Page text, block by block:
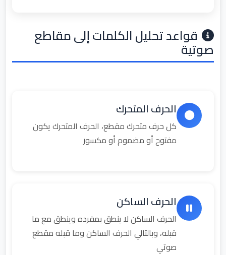
قواعد تحليل الكلمات إلى مقاطع
صوتية
الحرف المتحرك
كل حرف متحرك مقطع، الحرف المتحرك يكون
مفتوح أو مضموم أو مكسور
الحرف الساكن
الحرف الساكن لا ينطق بمفرده وينطق مع ما
قبله، وبالتالي الحرف الساكن وما قبله مقطع
صوتي